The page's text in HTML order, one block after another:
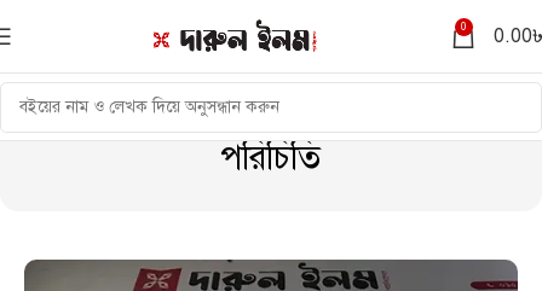
0 0.00
পরিচিতি